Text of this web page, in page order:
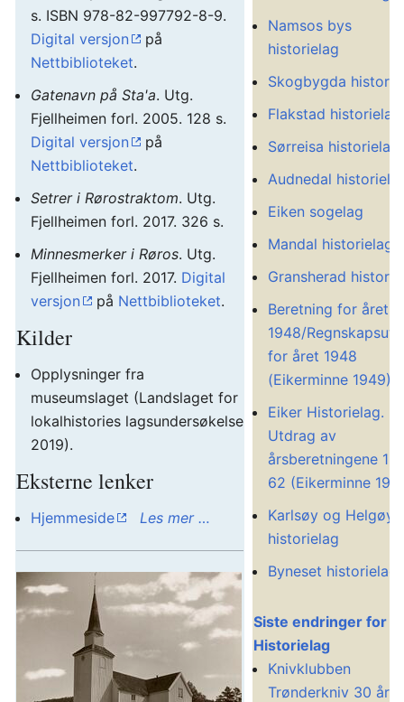
s. ISBN 978-82-997792-8-9.
Digital versjon
på
Nettbiblioteket.
Gatenavn på Sta'a. Utg.
Fjellheimen forl. 2005. 128 s.
Digital versjon
på
Nettbiblioteket.
Setrer i Rørostraktom. Utg.
Fjellheimen forl. 2017. 326 s.
Minnesmerker i Røros. Utg.
Fjellheimen forl. 2017. Digital
versjon
på Nettbiblioteket.
Kilder
Opplysninger fra
museumslaget (Landslaget for
lokalhistories lagsundersøkelse
2019).
Eksterne lenker
Hjemmeside Les mer …
Namsos bys
historielag
Skogbygda
Flakstad historielag
Sørreisa historielag
Audnedal
Eiken sogelag
Mandal historielag
Gransherad
Beretning for året
1948/
for året 1948
(Eikerminne 1949)
Eiker Historielag.
Utdrag av
årsberetningene
62 (Eikerminne
Karlsøy og Helgøy
historielag
Byneset historielag
Siste endringer for
Historielag
Knivklubben
Trønderkniv 30 år